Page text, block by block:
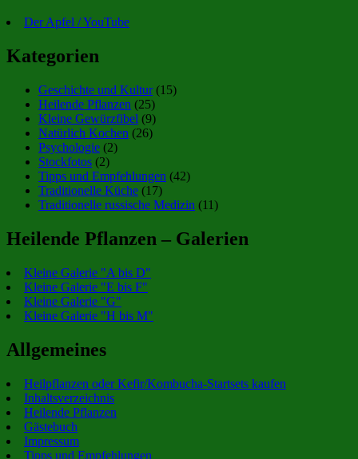
Der Apfel / YouTube
Kategorien
Geschichte und Kultur(15)
Heilende Pflanzen (25)
Kleine Gewürzfibel (9)
Natürlich Kochen (26)
Psychologie (2)
Stockfotos (2)
Tipps und Empfehlungen (42)
Traditionelle Küche (17)
Traditionelle russische Medizin (11)
Heilende Pflanzen – Galerien
Kleine Galerie "A bis D"
Kleine Galerie "E bis F"
Kleine Galerie "G"
Kleine Galerie "H bis M"
Allgemeines
Heilpflanzen oder Kefir/Kombucha-Startsets kaufen
Inhaltsverzeichnis
Heilende Pflanzen
Gästebuch
Impressum
Tipps und Empfehlungen